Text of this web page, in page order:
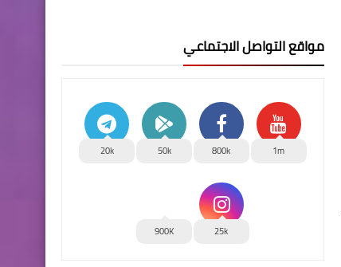
مواقع التواصل الاجتماعي
1m
800k
50k
20k
25k
900K